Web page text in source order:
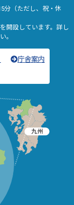
分（ただし、祝・休
開設しています。詳し
。
庁舎案内